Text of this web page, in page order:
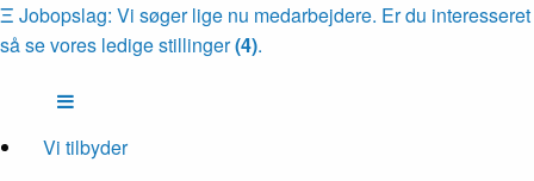
Ξ Jobopslag: Vi søger lige nu medarbejdere. Er du interesseret
så se vores ledige stillinger(4).
Vi tilbyder